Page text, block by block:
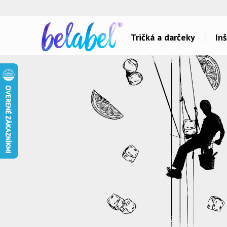
Tričká a darčeky
Dárky pro ségru
Dárky pro babičku
Dárky pro tátu
Témy potlačí
Láska
Šport a auta
Hlášky
Detské
Hudba & Film
Humor
Ostatné
Všetko..